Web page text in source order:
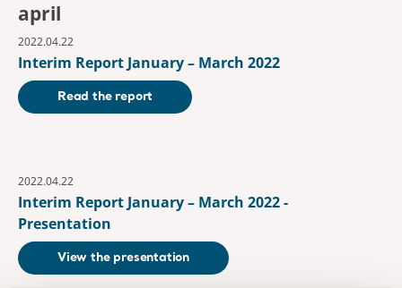
april
2022.04.22
Interim Report January – March 2022
Read the report
2022.04.22
Interim Report January – March 2022 -
Presentation
View the presentation